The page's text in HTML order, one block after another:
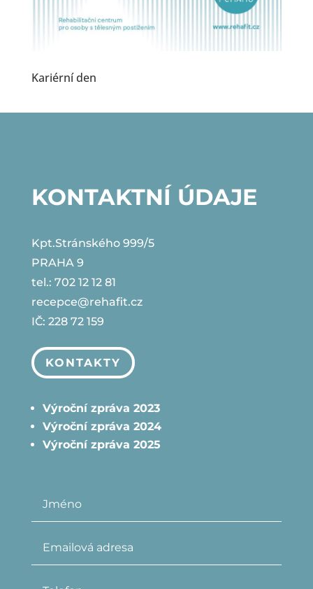
Kariérní den
KONTAKTNÍ ÚDAJE
Kpt.Stránského 999/5
PRAHA 9
tel.: 702 12 12 81
recepce@rehafit.cz
IČ: 228 72 159
KONTAKTY
Výroční zpráva 2023
Výroční zpráva 2024
Výroční zpráva 2025